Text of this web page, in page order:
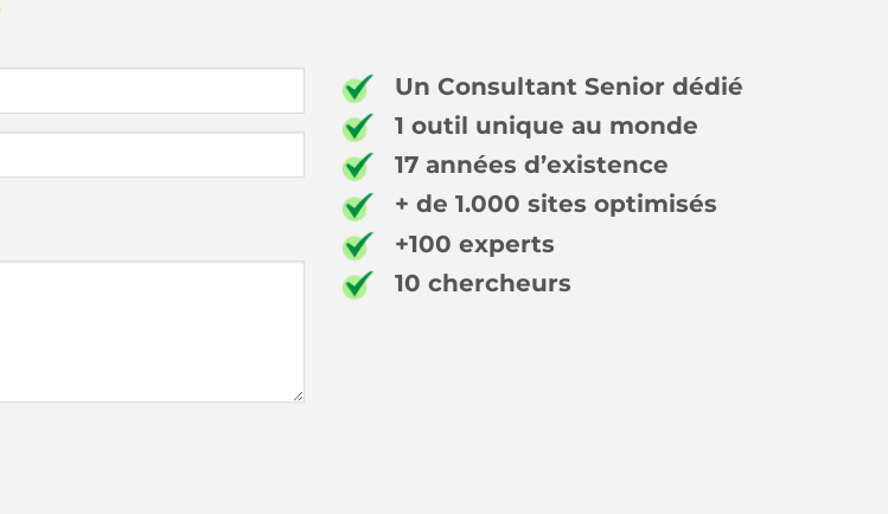
Un Consultant Senior dédié
1 outil unique au monde
17 années d’existence
+ de 1.000 sites optimisés
+100 experts
10 chercheurs